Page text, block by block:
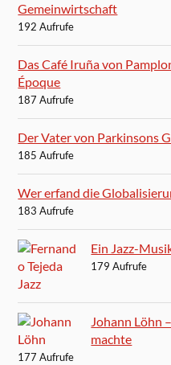
Gemeinwirtschaft
192 Aufrufe
Das Café Iruña von
Époque
187 Aufrufe
Der Vater von Parkinsons
185 Aufrufe
Wer erfand die
183 Aufrufe
Ein Jazz-
179 Aufrufe
Johann Löhn
machte
177 Aufrufe